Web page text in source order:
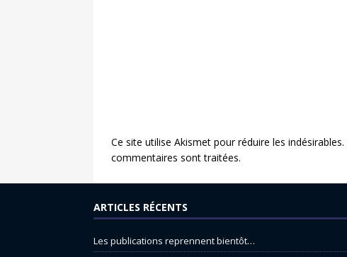
Ce site utilise Akismet pour réduire les indésirables.
commentaires sont traitées.
ARTICLES RÉCENTS
Les publications reprennent bientôt…